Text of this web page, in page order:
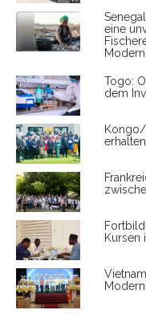
eine
Togo:
dem
Kongo/
Kursen